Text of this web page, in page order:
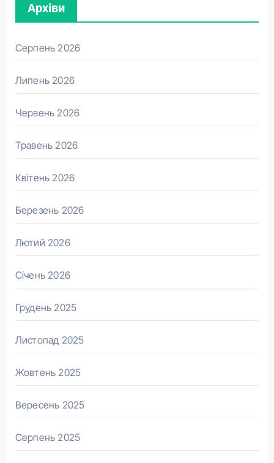
Архіви
Серпень 2026
Липень 2026
Червень 2026
Травень 2026
Квітень 2026
Березень 2026
Лютий 2026
Січень 2026
Грудень 2025
Листопад 2025
Жовтень 2025
Вересень 2025
Серпень 2025